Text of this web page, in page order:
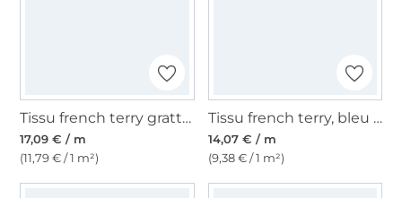
Tissu french terry gratté feuilles Lovely Leaves, rouge
17,09 € / m
(11,79 € / 1 m²)
Tissu french terry, bleu pétrole
14,07 € / m
(9,38 € / 1 m²)